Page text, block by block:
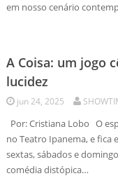
em nosso cenário
A Coisa: um jogo
lucidez
jun 24, 2025
Por: Cristiana Lobo O
no Teatro Ipanema, e fica
sextas, sábados e
comédia distópica…